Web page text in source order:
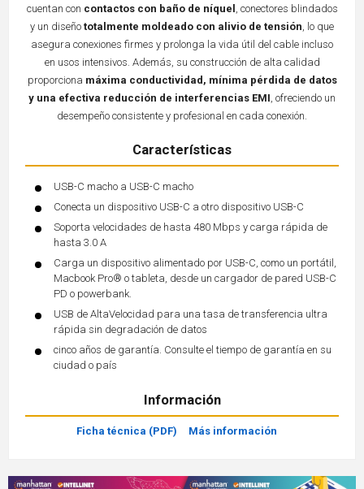
cuentan con contactos con baño de níquel , conectores blindados
y un diseño totalmente moldeado con alivio de tensión , lo que
asegura conexiones firmes y prolonga la vida útil del cable incluso
en usos intensivos. Además, su construcción de alta calidad
proporciona máxima conductividad, mínima pérdida de datos
y una efectiva reducción de interferencias EMI , ofreciendo un
desempeño consistente y profesional en cada conexión.
Características
USB-C macho a USB-C macho
Conecta un dispositivo USB-C a otro dispositivo USB-C
Soporta velocidades de hasta 480 Mbps y carga rápida de
hasta 3.0 A
Carga un dispositivo alimentado por USB-C, como un portátil,
Macbook Pro® o tableta, desde un cargador de pared USB-C
PD o powerbank.
USB de AltaVelocidad para una tasa de transferencia ultra
rápida sin degradación de datos
cinco años de garantía. Consulte el tiempo de garantía en su
ciudad o país
Información
Ficha técnica (PDF) Más información